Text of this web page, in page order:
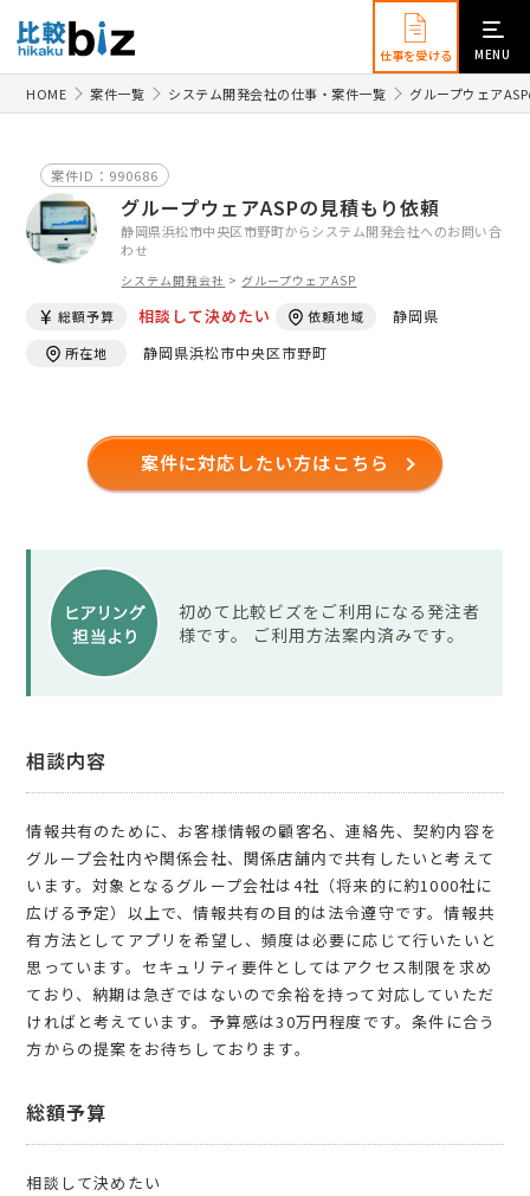
仕事を受ける MENU
HOME 案件一覧 システム開発会社の仕事・案件一覧 グループウェア
案件ID：990686
グループウェアASPの見積もり依頼
静岡県浜松市中央区市野町からシステム開発会社へのお問い合
わせ
システム開発会社 > グループウェアASP
総額予算 相談して決めたい 依頼地域 静岡県
所在地 静岡県浜松市中央区市野町
案件に対応したい方はこちら
初めて比較ビズをご利用になる発注者
様です。 ご利用方法案内済みです。
相談内容
情報共有のために、お客様情報の顧客名、連絡先、契約内容を
グループ会社内や関係会社、関係店舗内で共有したいと考えて
います。対象となるグループ会社は4社（将来的に約1000社に
広げる予定）以上で、情報共有の目的は法令遵守です。情報共
有方法としてアプリを希望し、頻度は必要に応じて行いたいと
思っています。セキュリティ要件としてはアクセス制限を求め
ており、納期は急ぎではないので余裕を持って対応していただ
ければと考えています。予算感は30万円程度です。条件に合う
方からの提案をお待ちしております。
総額予算
相談して決めたい